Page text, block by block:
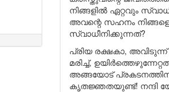
നിങ്ങളിൽ ഏറ്റവും
അവന്റെ സഹനം
സ്വാധീനിക്കുന്നത്?
പ്രിയ രക്ഷകാ, അവിടുന്ന്
മരിച്ച്,
അങ്ങയോട്
കൃതജ്ഞതയുണ്ട്! നന്ദി